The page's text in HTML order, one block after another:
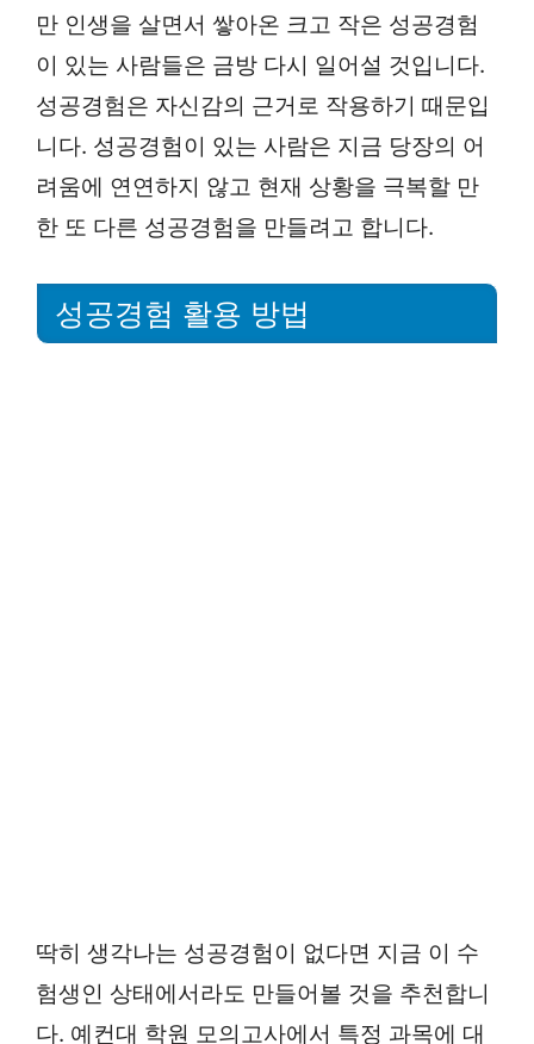
만 인생을 살면서 쌓아온 크고 작은 성공경험
이 있는 사람들은 금방 다시 일어설 것입니다.
성공경험은 자신감의 근거로 작용하기 때문입
니다. 성공경험이 있는 사람은 지금 당장의 어
려움에 연연하지 않고 현재 상황을 극복할 만
한 또 다른 성공경험을 만들려고 합니다.
성공경험 활용 방법
딱히 생각나는 성공경험이 없다면 지금 이 수
험생인 상태에서라도 만들어볼 것을 추천합니
다. 예컨대 학원 모의고사에서 특정 과목에 대